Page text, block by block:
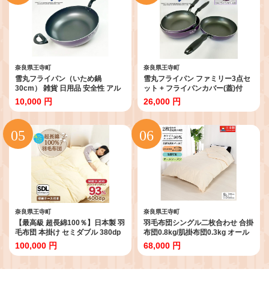
奈良県王寺町
雪丸フライパン（いため鍋
30cm） 雑貨 日用品 安全性 アル
ミ製 テフロン IH調理器 ガス火 両
手
10,000 円
奈良県王寺町
雪丸フライパン ファミリー3点セ
ット + フライパンカバー(蓋)付
26,000 円
奈良県王寺町
【最高級 超長綿100％】日本製 羽
毛布団 本掛け セミダブル 380dp
以上 ダウン93％ 1.４kg 立体キル
ト 冬用 奈良県王寺町
100,000 円
奈良県王寺町
羽毛布団シングル二枚合わせ 合掛
布団0.8kg/肌掛布団0.3kg オール
シーズン対応 クリーム 寝具 掛け
布団 軽量 立体キルト 春 夏 秋 冬
68,000 円